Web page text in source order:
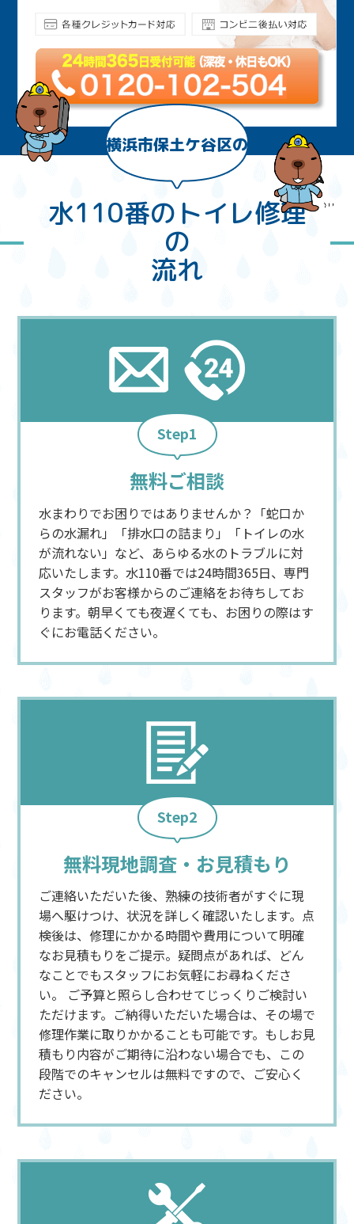
横浜市保土ケ谷区の
水110番のトイレ修理
の
流れ
Step1
無料ご相談
水まわりでお困りではありませんか？「蛇口か
らの水漏れ」「排水口の詰まり」「トイレの水
が流れない」など、あらゆる水のトラブルに対
応いたします。水110番では24時間365日、専門
スタッフがお客様からのご連絡をお待ちしてお
ります。朝早くても夜遅くても、お困りの際はす
ぐにお電話ください。
Step2
無料現地調査・お見積もり
ご連絡いただいた後、熟練の技術者がすぐに現
場へ駆けつけ、状況を詳しく確認いたします。点
検後は、修理にかかる時間や費用について明確
なお見積もりをご提示。疑問点があれば、どん
なことでもスタッフにお気軽にお尋ねくださ
い。 ご予算と照らし合わせてじっくりご検討い
ただけます。ご納得いただいた場合は、その場で
修理作業に取りかかることも可能です。もしお見
積もり内容がご期待に沿わない場合でも、この
段階でのキャンセルは無料ですので、ご安心く
ださい。